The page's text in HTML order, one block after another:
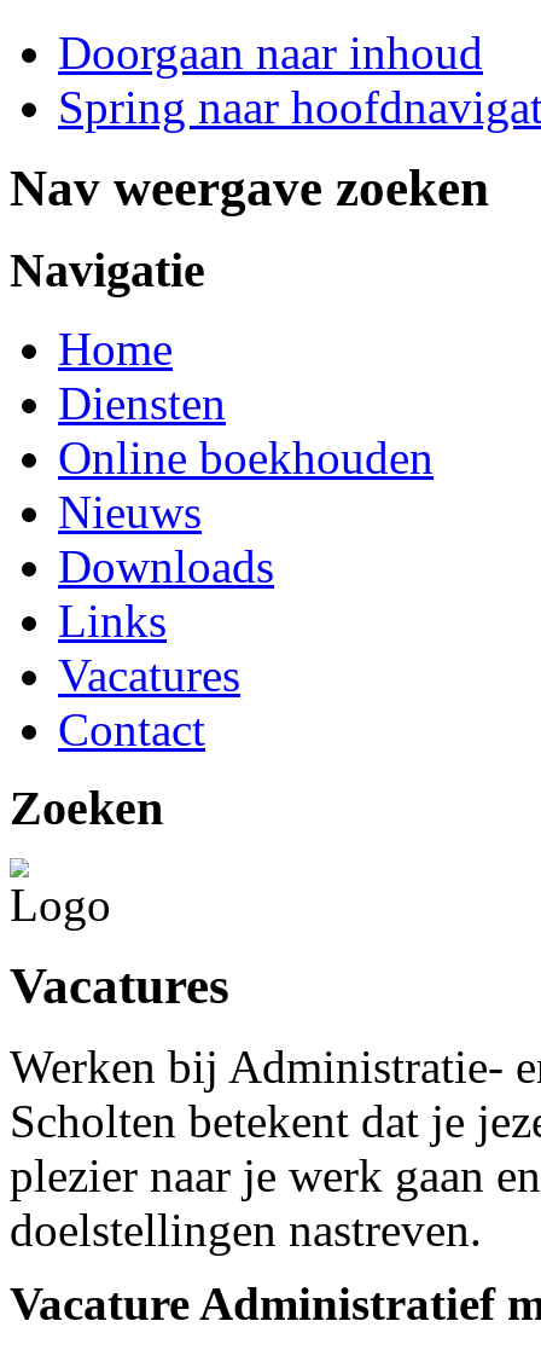
Doorgaan naar inhoud
Spring naar
Nav weergave zoeken
Navigatie
Home
Diensten
Online boekhouden
Nieuws
Downloads
Links
Vacatures
Contact
Zoeken
Vacatures
Werken bij Administratie-
Scholten betekent dat je
plezier naar je werk gaan
doelstellingen nastreven.
Vacature Administratief